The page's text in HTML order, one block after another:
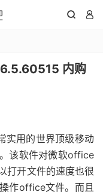
 
内购
用的世界顶级移动
该软件对微软office
打开文件的速度也很
作office文件。而且